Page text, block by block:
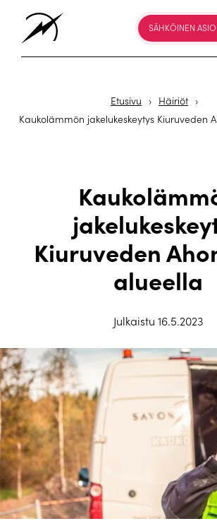
SÄHKÖINEN
Etusivu › Häiriöt ›
Kaukolämmön jakelukeskeytys Kiuruveden
Kiuruveden
alueella
Julkaistu 16.5.2023